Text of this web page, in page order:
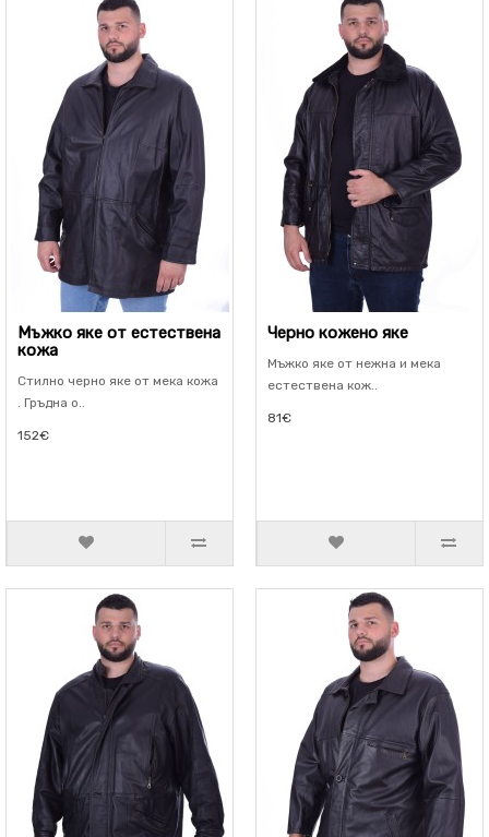
Мъжко яке от естествена
кожа
Стилно черно яке от мека кожа
. Гръдна о..
152€
Черно кожено яке
Мъжко яке от нежна и мека
естествена кож..
81€